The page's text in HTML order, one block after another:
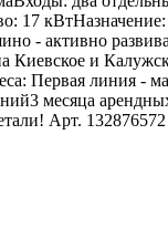
17
- активно
Киевское и
Первая линия -
месяца
Арт. 132876572